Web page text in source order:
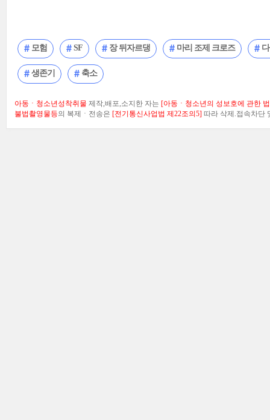
모험 SF 장 뒤자르댕 마리 조제 크로즈
생존기 축소
아동ㆍ청소년성착취물 제작,배포,소지한 자는 [아동ㆍ청소년의 성보호에 관한
불법촬영물등의 복제ㆍ전송은 [전기통신사업법 제22조의5] 따라 삭제.접속차단